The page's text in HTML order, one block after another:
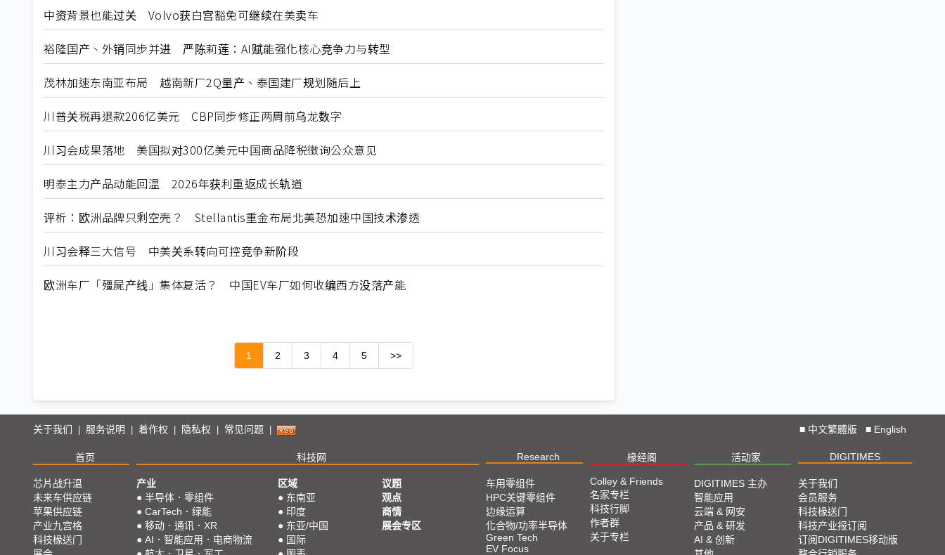
中资背景也能过关 Volvo获白宫豁免可继续在美卖车
裕隆国产、外销同步并进 严陈莉莲：AI赋能强化核心竞争力与转型
茂林加速东南亚布局 越南新厂2Q量产、泰国建厂规划随后上
川普关税再退款206亿美元 CBP同步修正两周前乌龙数字
川习会成果落地 美国拟对300亿美元中国商品降税徵询公众意见
明泰主力产品动能回温 2026年获利重返成长轨道
评析：欧洲品牌只剩空壳？ Stellantis重金布局北美恐加速中国技术渗透
川习会释三大信号 中美关系转向可控竞争新阶段
欧洲车厂「殭屍产线」集体复活？ 中国EV车厂如何收编西方没落产能
1 2 3 4 5 >>
关于我们 服务说明 着作权 隐私权 常见问题 ■ 中文繁體版 ■ English
首页 科技网 Research 椽经阁 活动家 DIGITIMES
芯片战升温
未来车供应链
苹果供应链
产业九宫格
科技椽送门
产业
● 半导体．零组件
● CarTech．绿能
● 移动．通讯．XR
● AI．智能应用．电商物流
区域
● 东南亚
● 印度
● 东亚/中国
● 国际
议题
观点
商情
展会专区
车用零组件
HPC关键零组件
边缘运算
化合物/功率半导体
Green Tech
EV Focus
Colley & Friends
名家专栏
科技行脚
作者群
关于专栏
DIGITIMES 主办
智能应用
云端 & 网安
产品 & 研发
AI & 创新
关于我们
会员服务
科技椽送门
科技产业报订阅
订阅DIGITIMES移动版